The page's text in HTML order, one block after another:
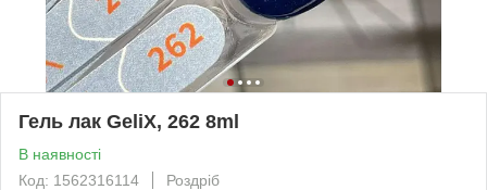
Гель лак GeliX, 262 8ml
В наявності
Код: 1562316114
Роздріб